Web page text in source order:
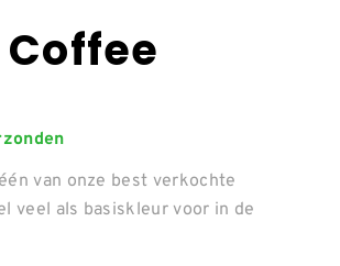
van onze best verkochte
veel als basiskleur voor in de